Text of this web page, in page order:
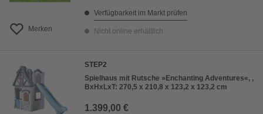
Merken
Verfügbarkeit im Markt prüfen
Nicht online erhältlich
STEP2
Spielhaus mit Rutsche »Enchanting Adventures«, ,
BxHxLxT: 270,5 x 210,8 x 123,2 x 123,2 cm
1.399,00 €